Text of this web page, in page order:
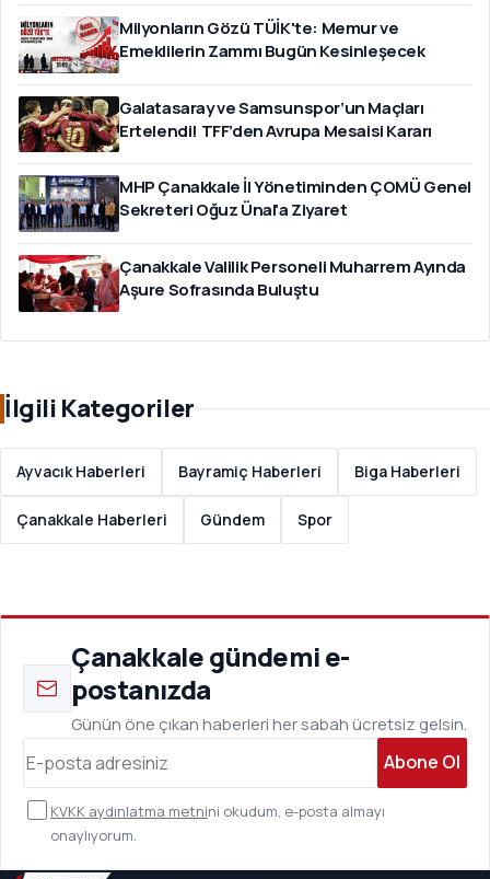
Milyonların Gözü TÜİK'te: Memur ve
Emeklilerin Zammı Bugün Kesinleşecek
Galatasaray ve Samsunspor’un Maçları
Ertelendi! TFF’den Avrupa Mesaisi Kararı
MHP Çanakkale İl Yönetiminden ÇOMÜ Genel
Sekreteri Oğuz Ünal'a Ziyaret
Çanakkale Valilik Personeli Muharrem Ayında
Aşure Sofrasında Buluştu
İlgili Kategoriler
Ayvacık Haberleri Bayramiç Haberleri Biga Haberleri
Çanakkale Haberleri Gündem Spor
Çanakkale gündemi e-
postanızda
Günün öne çıkan haberleri her sabah ücretsiz gelsin.
Abone Ol
KVKK aydınlatma metnini okudum, e-posta almayı
onaylıyorum.